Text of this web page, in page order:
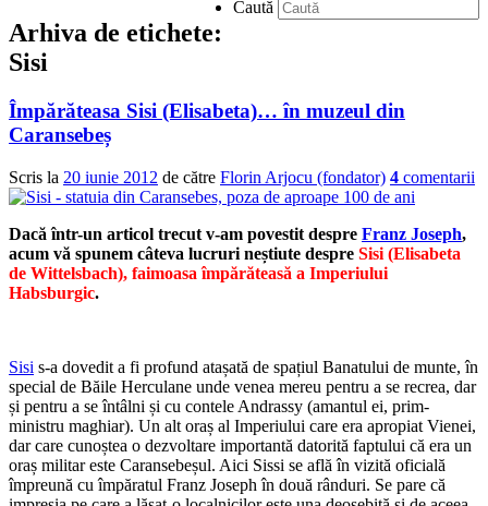
Caută
Arhiva de etichete:
Sisi
Împărăteasa Sisi (Elisabeta)… în muzeul din
Caransebeș
Scris la 20 iunie 2012 de către Florin Arjocu (fondator) 4 comentarii
Dacă într-un articol trecut v-am povestit despre Franz Joseph,
acum vă spunem câteva lucruri neștiute despre Sisi (Elisabeta
de Wittelsbach), faimoasa împărăteasă a Imperiului
Habsburgic.
Sisi s-a dovedit a fi profund atașată de spațiul Banatului de munte, în
special de Băile Herculane unde venea mereu pentru a se recrea, dar
și pentru a se întâlni și cu contele Andrassy (amantul ei, prim-
ministru maghiar). Un alt oraș al Imperiului care era apropiat Vienei,
dar care cunoștea o dezvoltare importantă datorită faptului că era un
oraș militar este Caransebeșul. Aici Sissi se află în vizită oficială
împreună cu împăratul Franz Joseph în două rânduri. Se pare că